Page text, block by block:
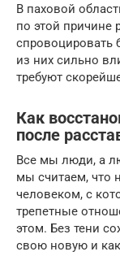
В паховой
по этой причине
спровоцировать
из них сильно
требуют
Как
после
Все мы люди, а
мы считаем, что
человеком, с
трепетные
этом. Без тени
свою новую и